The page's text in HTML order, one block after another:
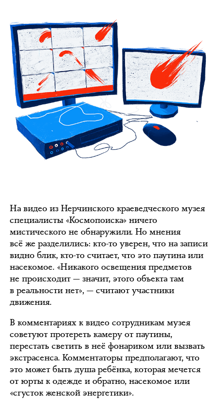
На видео из Нерчинского краеведческого музея
специалисты «Космопоиска» ничего
мистического не обнаружили. Но мнения
всё же разделились: кто-то уверен, что на записи
видно блик, кто-то считает, что это паутина или
насекомое. «Никакого освещения предметов
не происходит — значит, этого объекта там
в реальности нет», — считают участники
движения.
В комментариях к видео сотрудникам музея
советуют протереть камеру от паутины,
перестать светить в неё фонариком или вызвать
экстрасенса. Комментаторы предполагают, что
это может быть душа ребёнка, которая мечется
от юрты к одежде и обратно, насекомое или
«сгусток женской энергетики».